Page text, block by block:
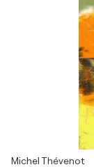
Michel Thévenot